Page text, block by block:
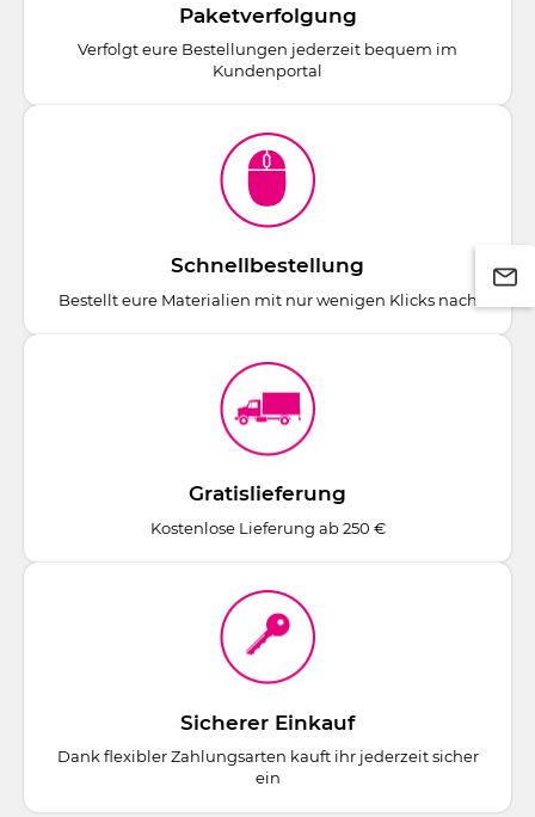
Paketverfolgung
Verfolgt eure Bestellungen jederzeit bequem im
Kundenportal
Schnellbestellung
Bestellt eure Materialien mit nur wenigen Klicks nach
Gratislieferung
Kostenlose Lieferung ab 250 €
Sicherer Einkauf
Dank flexibler Zahlungsarten kauft ihr jederzeit sicher
ein